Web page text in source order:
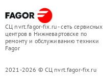
СЦ nvrt.fagor-fix.ru - сеть сервисных
центров в Нижневартовске по
ремонту и обслуживанию техники
Fagor
2021-2026 © СЦ nvrt.fagor-fix.ru